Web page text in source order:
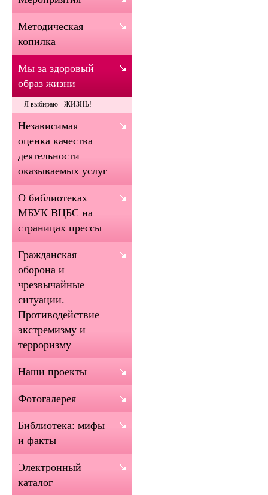
Методическая
копилка
Мы за здоровый
образ жизни
Я выбираю - ЖИЗНЬ!
Независимая
оценка качества
деятельности
оказываемых услуг
О библиотеках
МБУК ВЦБС на
страницах прессы
Гражданская
оборона и
чрезвычайные
ситуации.
Противодействие
экстремизму и
терроризму
Наши проекты
Фотогалерея
Библиотека: мифы
и факты
Электронный
каталог